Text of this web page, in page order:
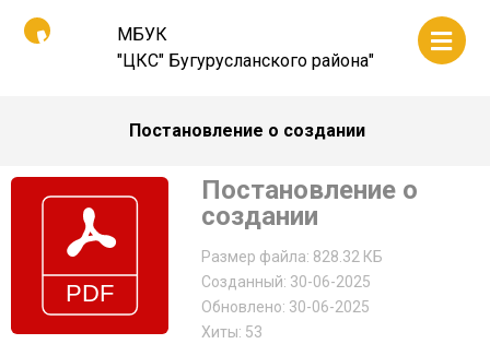
МБУК
"ЦКС" Бугурусланского района"
Постановление о создании
Постановление о
создании
Размер файла: 828.32 КБ
Созданный: 30-06-2025
Обновлено: 30-06-2025
Хиты: 53